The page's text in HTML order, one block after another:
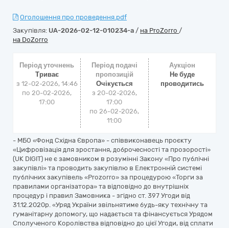
Оголошення про проведення.pdf
Закупівля: UA-2026-02-12-010234-a / на ProZorro /
на DoZorro
Період уточнень
Триває
з 12-02-2026, 14:46
по 20-02-2026,
17:00
Період подачі
пропозицій
Очікується
з 20-02-2026,
17:00
по 26-02-2026,
11:00
Аукціон
Не буде
проводитись
- МБО «Фонд Східна Європа» - співвиконавець проєкту
«Цифровізація для зростання, доброчесності та прозорості»
(UK DIGIT) не є замовником в розумінні Закону «Про публічні
закупівлі» та проводить закупівлю в Електронній системі
публічних закупівель «Prozorro» за процедурою «Торги за
правилами організатора» та відповідно до внутрішніх
процедур і правил Замовника - згідно ст. 397 Угоди від
31.12.2020р. «Уряд України звільнятиме будь-яку технічну та
гуманітарну допомогу, що надається та фінансується Урядом
Сполученого Королівства відповідно до цієї Угоди, від сплати